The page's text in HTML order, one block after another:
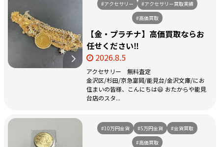
#アクセサリー
#アクセサリー買取実績
#高価買取
【金・プラチナ】高価買取ならお
任せください‼️
2026.8.5
アクセサリー 無料査定
金沢区/杉田/京急富岡/能見台/金沢文庫/にお
住まいの皆様、こんにちは😃 おたからや能見
台店のスタ...
#10万円金貨 #5万円金貨
#金貨買取
#高価買取